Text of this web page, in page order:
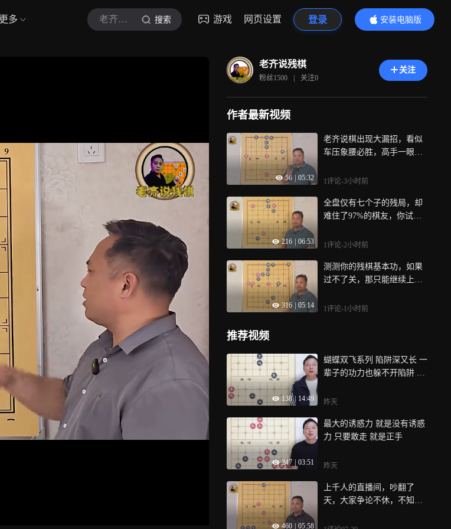
更多 老齐说残棋 搜索 游戏 网页设置 登录
安装电脑版
内容更精彩
老齐说残棋
粉丝1500 | 关注0
关注
作者最新视频
56 05:32
老齐说棋出现大漏招，看似
车压象腰必胜，高手一眼看
1评论-3小时前
216 06:53
全盘仅有七个子的残局，却
难住了97%的棋友，你试试
1评论-2小时前
316 05:14
测测你的残棋基本功，如果
过不了关，那只能继续上学
1评论-1小时前
推荐视频
138 14:49
蝴蝶双飞系列 陷阱深又长 一
辈子的功力也躲不开陷阱 天
昨天
247 03:51
最大的诱惑力 就是没有诱惑
力 只要敢走 就是正手
昨天
460 05:58
上千人的直播间，吵翻了
天，大家争论不休，不知道